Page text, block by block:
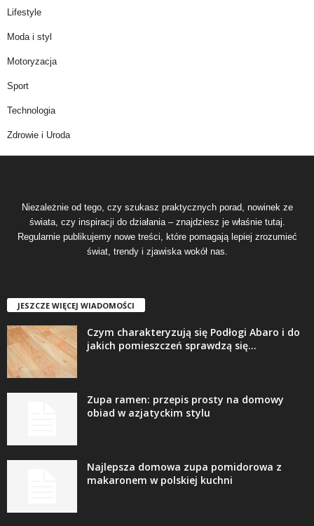
Lifestyle
Moda i styl
Motoryzacja
Sport
Technologia
Zdrowie i Uroda
Niezależnie od tego, czy szukasz praktycznych porad, nowinek ze
świata, czy inspiracji do działania – znajdziesz je właśnie tutaj.
Regularnie publikujemy nowe treści, które pomagają lepiej zrozumieć
świat, trendy i zjawiska wokół nas.
JESZCZE WIĘCEJ WIADOMOŚCI
Czym charakteryzują się Podłogi Abaro i do
jakich pomieszczeń sprawdzą się...
Zupa ramen: przepis prosty na domowy
obiad w azjatyckim stylu
Najlepsza domowa zupa pomidorowa z
makaronem w polskiej kuchni